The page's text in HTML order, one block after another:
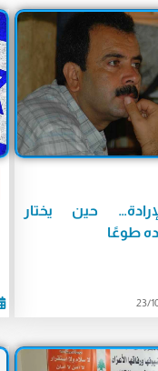
حين يختار
طوعًا